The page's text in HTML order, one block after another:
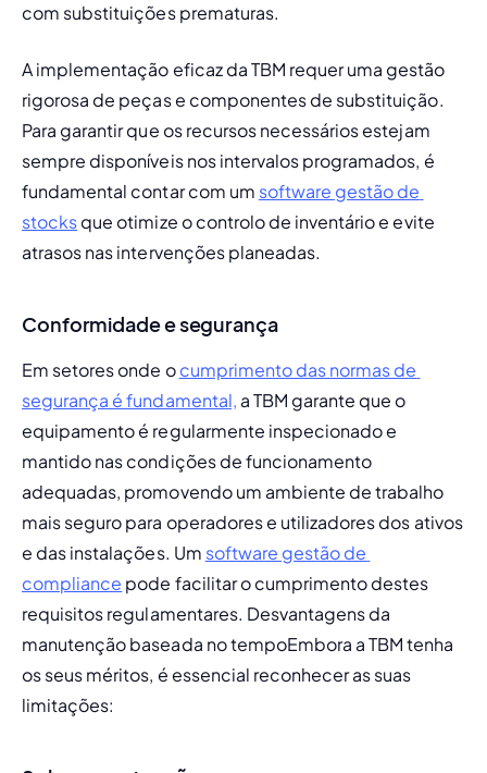
com substituições prematuras.
A implementação eficaz da TBM requer uma gestão
rigorosa de peças e componentes de substituição.
Para garantir que os recursos necessários estejam
sempre disponíveis nos intervalos programados, é
fundamental contar com um software gestão de
stocks que otimize o controlo de inventário e evite
atrasos nas intervenções planeadas.
Conformidade e segurança
Em setores onde o cumprimento das normas de
segurança é fundamental, a TBM garante que o
equipamento é regularmente inspecionado e
mantido nas condições de funcionamento
adequadas, promovendo um ambiente de trabalho
mais seguro para operadores e utilizadores dos ativos
e das instalações. Um software gestão de
compliance pode facilitar o cumprimento destes
requisitos regulamentares. Desvantagens da
manutenção baseada no tempoEmbora a TBM tenha
os seus méritos, é essencial reconhecer as suas
limitações: